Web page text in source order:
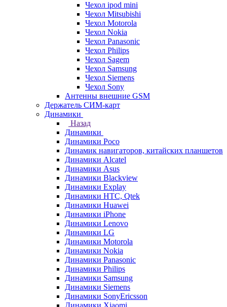
Чехол ipod mini
Чехол Mitsubishi
Чехол Motorola
Чехол Nokia
Чехол Panasonic
Чехол Philips
Чехол Sagem
Чехол Samsung
Чехол Siemens
Чехол Sony
Антенны внешние GSM
Держатель СИМ-карт
Динамики
Назад
Динамики
Динамики Poco
Динамик навигаторов, китайских планшетов
Динамики Alcatel
Динамики Asus
Динамики Blackview
Динамики Explay
Динамики HTC, Qtek
Динамики Huawei
Динамики iPhone
Динамики Lenovo
Динамики LG
Динамики Motorola
Динамики Nokia
Динамики Panasonic
Динамики Philips
Динамики Samsung
Динамики Siemens
Динамики SonyEricsson
Динамики Xiaomi